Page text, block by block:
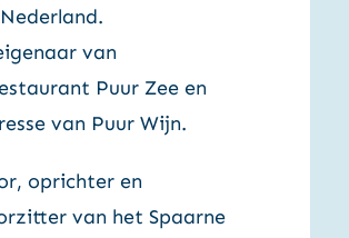
van
Puur Zee en
van Puur Wijn.
oprichter en
van het Spaarne